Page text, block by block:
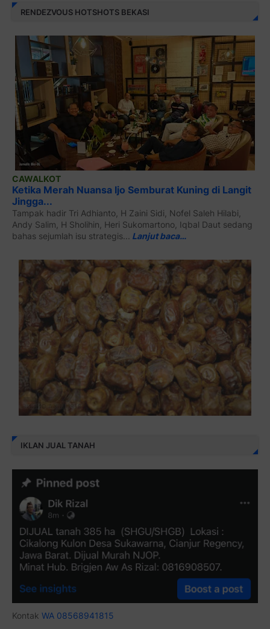
RENDEZVOUS HOTSHOTS BEKASI
CAWALKOT
Ketika Merah Nuansa Ijo Semburat Kuning di Langit
Jingga...
Tampak hadir Tri Adhianto, H Zaini Sidi, Nofel Saleh Hilabi,
Andy Salim, H Sholihin, Heri Sukomartono, Iqbal Daut sedang
bahas sejumlah isu strategis... Lanjut baca…
IKLAN JUAL TANAH
Kontak WA 08568941815